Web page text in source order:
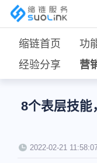
缩链首页 功
经验分享
营
8个表层技能
2022-02-21